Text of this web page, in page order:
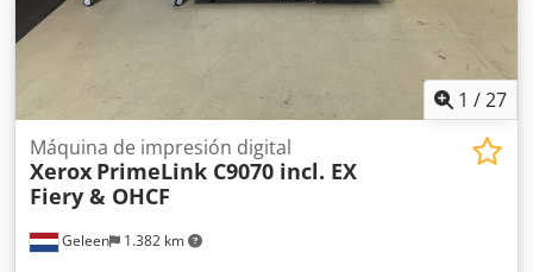
mundial, según solicitud. No dude en ponerse en contacto
con nosotros para obtener más información.
1 /27
Geleen 1.382 km
Máquina de impresión digital
Xerox PrimeLink C9070 incl. EX
Fiery & OHCF